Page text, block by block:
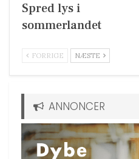
Spred lys i
sommerlandet
FORRIGE NÆSTE
ANNONCER